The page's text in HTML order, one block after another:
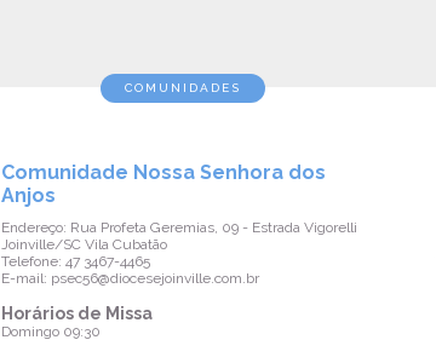
COMUNIDADES
Comunidade Nossa Senhora dos
Anjos
Endereço: Rua Profeta Geremias, 09 - Estrada Vigorelli
Joinville/SC Vila Cubatão
Telefone: 47 3467-4465
E-mail: psec56@diocesejoinville.com.br
Horários de Missa
Domingo 09:30